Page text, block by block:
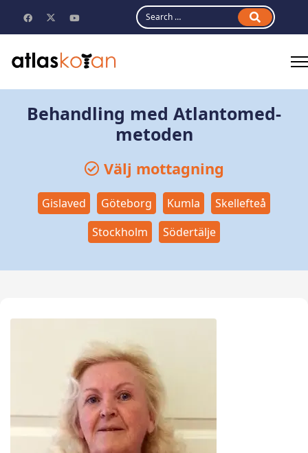
Behandling med Atlantomed-
metoden
Välj mottagning
Gislaved Göteborg Kumla
Skellefteå
Stockholm
Södertälje